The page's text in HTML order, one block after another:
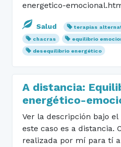
energetico-
Salud terapias
chacras
equilibrio
desequilibrio energético
A distancia:
energético-
Ver la descripción bajo
este caso es a distancia.
realizada por mí para tí